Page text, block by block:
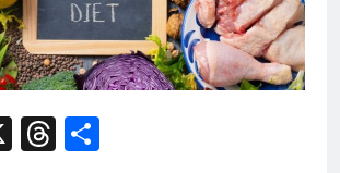
X Threads